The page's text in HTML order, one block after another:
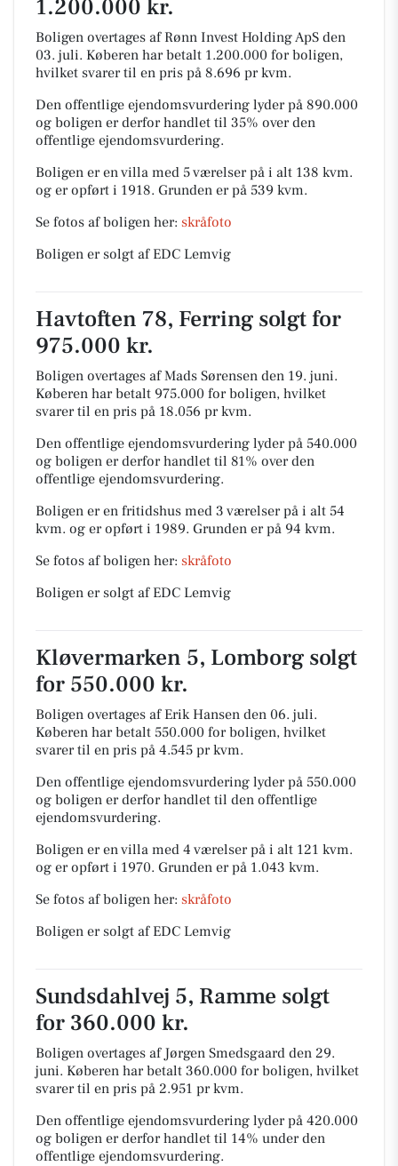
1.200.000 kr.
Boligen overtages af Rønn Invest Holding ApS den
03. juli. Køberen har betalt 1.200.000 for boligen,
hvilket svarer til en pris på 8.696 pr kvm.
Den offentlige ejendomsvurdering lyder på 890.000
og boligen er derfor handlet til 35% over den
offentlige ejendomsvurdering.
Boligen er en villa med 5 værelser på i alt 138 kvm.
og er opført i 1918. Grunden er på 539 kvm.
Se fotos af boligen her: skråfoto
Boligen er solgt af EDC Lemvig
Havtoften 78, Ferring solgt for
975.000 kr.
Boligen overtages af Mads Sørensen den 19. juni.
Køberen har betalt 975.000 for boligen, hvilket
svarer til en pris på 18.056 pr kvm.
Den offentlige ejendomsvurdering lyder på 540.000
og boligen er derfor handlet til 81% over den
offentlige ejendomsvurdering.
Boligen er en fritidshus med 3 værelser på i alt 54
kvm. og er opført i 1989. Grunden er på 94 kvm.
Se fotos af boligen her: skråfoto
Boligen er solgt af EDC Lemvig
Kløvermarken 5, Lomborg solgt
for 550.000 kr.
Boligen overtages af Erik Hansen den 06. juli.
Køberen har betalt 550.000 for boligen, hvilket
svarer til en pris på 4.545 pr kvm.
Den offentlige ejendomsvurdering lyder på 550.000
og boligen er derfor handlet til den offentlige
ejendomsvurdering.
Boligen er en villa med 4 værelser på i alt 121 kvm.
og er opført i 1970. Grunden er på 1.043 kvm.
Se fotos af boligen her: skråfoto
Boligen er solgt af EDC Lemvig
Sundsdahlvej 5, Ramme solgt
for 360.000 kr.
Boligen overtages af Jørgen Smedsgaard den 29.
juni. Køberen har betalt 360.000 for boligen, hvilket
svarer til en pris på 2.951 pr kvm.
Den offentlige ejendomsvurdering lyder på 420.000
og boligen er derfor handlet til 14% under den
offentlige ejendomsvurdering.